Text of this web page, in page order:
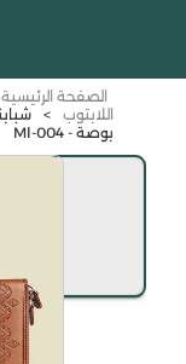
الصفحة الرئيسية
اللابتوب
>
بوصة - Ml-004